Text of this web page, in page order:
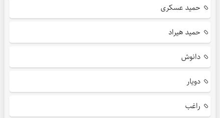
حمید عسکری
حمید هیراد
دانوش
دویار
راغب